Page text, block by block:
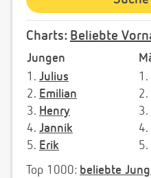
Charts: Beliebte
Jungen
1. Julius
2. Emilian
3. Henry
4. Jannik
5. Erik
1.
2.
3.
4.
5.
Top 1000: beliebte